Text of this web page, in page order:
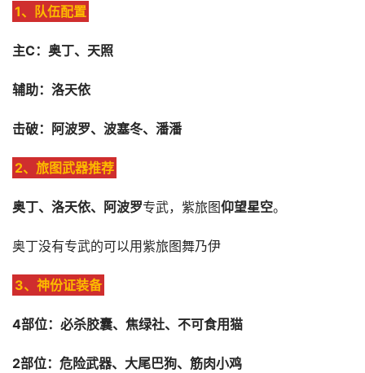
1、队伍配置
主C：奥丁、天照
辅助：洛天依
击破：阿波罗、波塞冬、潘潘
2、旅图武器推荐
奥丁、洛天依、阿波罗专武，紫旅图仰望星空。
奥丁没有专武的可以用紫旅图舞乃伊
3、神份证装备
4部位：必杀胶囊、焦绿社、不可食用猫
2部位：危险武器、大尾巴狗、筋肉小鸡